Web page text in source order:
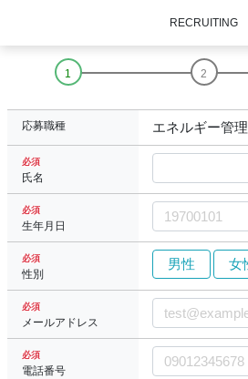
RECRUITING
応募職種 エネルギー管
必須
氏名
必須
生年月日
必須
性別
男性 女
必須
メールアドレス
必須
電話番号